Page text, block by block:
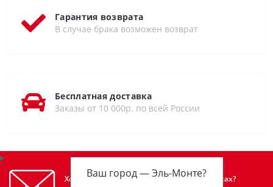
Ваш город —Эль-Монте?
Гарантия возврата
В случае брака возможен возврат
Бесплатная доставка
Заказы от 10 000р. по всей России
Хотите узнавать первым об акциях и скидках?